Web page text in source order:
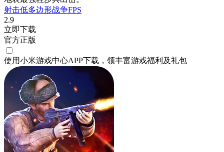
射击低多边形战争FPS
2.9
立即下载
官方正版
使用小米游戏中心APP下载 ，领丰富游戏福利 及礼包